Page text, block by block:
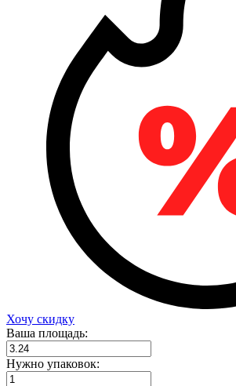
Хочу скидку
Ваша площадь:
Нужно упаковок: